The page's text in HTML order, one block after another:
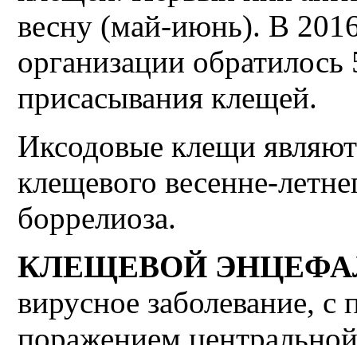
весну (май-июнь). В
организации
присасывания клещей.
Иксодовые клещи
клещевого весенне-
боррелиоза.
КЛЕЩЕВОЙ
вирусное заболевание,
поражением